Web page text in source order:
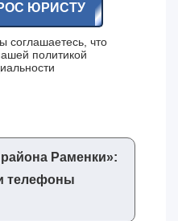
ЮРИСТУ
соглашаетесь, что
политикой
Раменки»‎:
телефоны